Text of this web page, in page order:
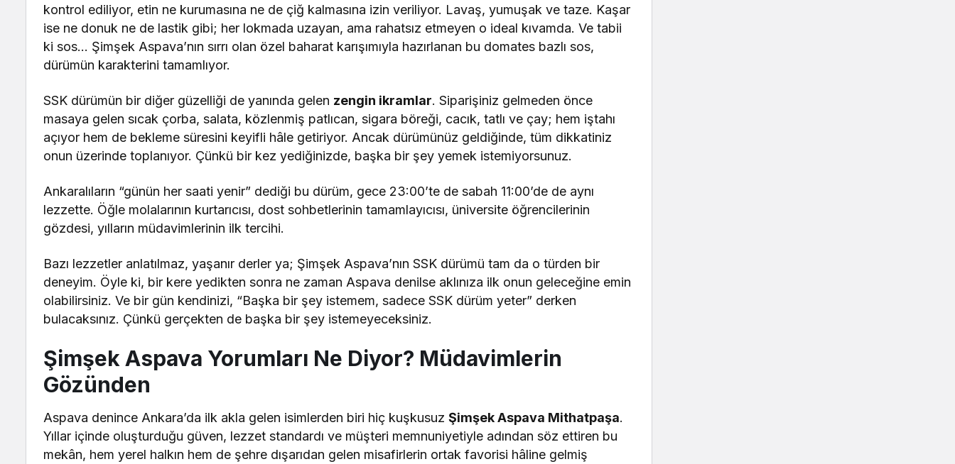
kontrol ediliyor, etin ne kurumasına ne de çiğ kalmasına izin veriliyor. Lavaş, yumuşak ve taze. Kaşar
ise ne donuk ne de lastik gibi; her lokmada uzayan, ama rahatsız etmeyen o ideal kıvamda. Ve tabii
ki sos… Şimşek Aspava’nın sırrı olan özel baharat karışımıyla hazırlanan bu domates bazlı sos,
dürümün karakterini tamamlıyor.
SSK dürümün bir diğer güzelliği de yanında gelen zengin ikramlar. Siparişiniz gelmeden önce
masaya gelen sıcak çorba, salata, közlenmiş patlıcan, sigara böreği, cacık, tatlı ve çay; hem iştahı
açıyor hem de bekleme süresini keyifli hâle getiriyor. Ancak dürümünüz geldiğinde, tüm dikkatiniz
onun üzerinde toplanıyor. Çünkü bir kez yediğinizde, başka bir şey yemek istemiyorsunuz.
Ankaralıların “günün her saati yenir” dediği bu dürüm, gece 23:00’te de sabah 11:00’de de aynı
lezzette. Öğle molalarının kurtarıcısı, dost sohbetlerinin tamamlayıcısı, üniversite öğrencilerinin
gözdesi, yılların müdavimlerinin ilk tercihi.
Bazı lezzetler anlatılmaz, yaşanır derler ya; Şimşek Aspava’nın SSK dürümü tam da o türden bir
deneyim. Öyle ki, bir kere yedikten sonra ne zaman Aspava denilse aklınıza ilk onun geleceğine emin
olabilirsiniz. Ve bir gün kendinizi, “Başka bir şey istemem, sadece SSK dürüm yeter” derken
bulacaksınız. Çünkü gerçekten de başka bir şey istemeyeceksiniz.
Şimşek Aspava Yorumları Ne Diyor? Müdavimlerin
Gözünden
Aspava denince Ankara’da ilk akla gelen isimlerden biri hiç kuşkusuzŞimşek Aspava Mithatpaşa.
Yıllar içinde oluşturduğu güven, lezzet standardı ve müşteri memnuniyetiyle adından söz ettiren bu
mekân, hem yerel halkın hem de şehre dışarıdan gelen misafirlerin ortak favorisi hâline gelmiş